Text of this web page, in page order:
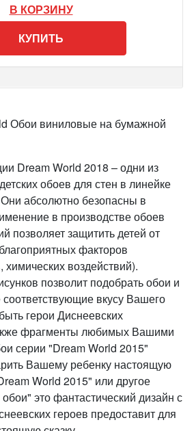
В КОРЗИНУ
КУПИТЬ
Обои виниловые на бумажной
Dream World 2018 – одни из
обоев для стен в линейке
абсолютно безопасны в
в производстве обоев
позволяет защитить детей от
факторов
химических воздействий).
позволит подобрать обои и
вкусу Вашего
герои Диснеевских
фрагменты любимых Вашими
серии "Dream World 2015"
Вашему ребенку настоящую
World 2015" или другое
это фантастический дизайн с
героев предоставит для